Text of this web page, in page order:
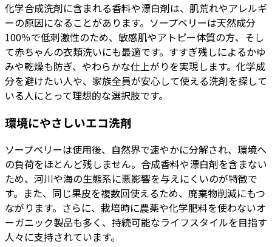
化学合成洗剤に含まれる香料や漂白剤は、肌荒れやアレルギ
ーの原因になることがあります。ソープベリーは天然成分
100％で低刺激性のため、敏感肌やアトピー体質の方、そし
て赤ちゃんの衣類洗いにも最適です。すすぎ残しによるかゆ
みや乾燥も防ぎ、やわらかな仕上がりを実現します。化学成
分を避けたい人や、家族全員が安心して使える洗剤を探して
いる人にとって理想的な選択肢です。
環境にやさしいエコ洗剤
ソープベリーは使用後、自然界で速やかに分解され、環境へ
の負荷をほとんど残しません。合成香料や漂白剤を含まない
ため、河川や海の生態系に悪影響を与えにくいのが特徴で
す。また、同じ果皮を複数回使えるため、廃棄物削減にもつ
ながります。さらに、栽培時に農薬や化学肥料を使わないオ
ーガニック製品も多く、持続可能なライフスタイルを目指す
人々に支持されています。